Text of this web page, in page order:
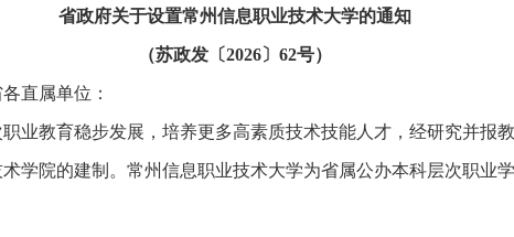
省政府关于设置常州信息职业技术大学的通知
（苏政发〔2026〕62号）
直属单位：
业教育稳步发展，培养更多高素质技术技能人才，经研究并报
学院的建制。常州信息职业技术大学为省属公办本科层次职业学